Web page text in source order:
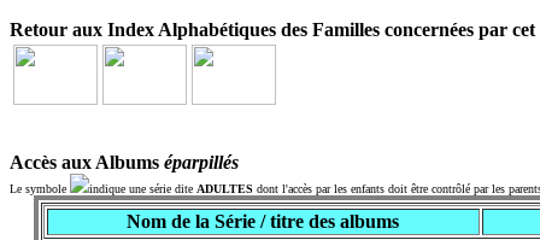
Retour aux Index Alphabétiques des Familles concernées par
Accès aux Albums éparpillés
Le symbole indique une série dite ADULTES dont l'accès par les enfants doit être contrôlé par les
Nom de la Série / titre des albums